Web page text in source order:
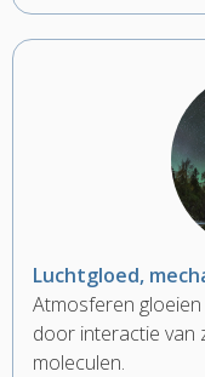
Luchtgloed,
Atmosferen
door interactie van
moleculen.